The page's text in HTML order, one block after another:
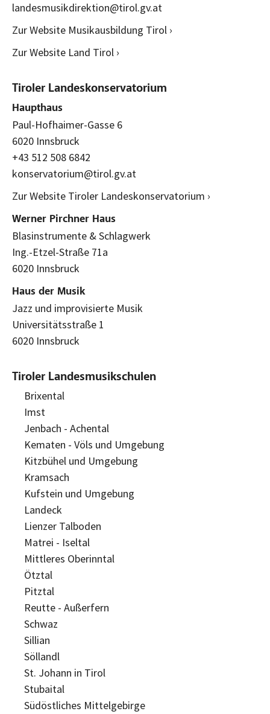
landesmusikdirektion@tirol.gv.at
Zur Website Musikausbildung Tirol ›
Zur Website Land Tirol ›
Tiroler Landeskonservatorium
Haupthaus
Paul-Hofhaimer-Gasse 6
6020 Innsbruck
+43 512 508 6842
konservatorium@tirol.gv.at
Zur Website Tiroler Landeskonservatorium ›
Werner Pirchner Haus
Blasinstrumente & Schlagwerk
Ing.-Etzel-Straße 71a
6020 Innsbruck
Haus der Musik
Jazz und improvisierte Musik
Universitätsstraße 1
6020 Innsbruck
Tiroler Landesmusikschulen
Brixental
Imst
Jenbach - Achental
Kematen - Völs und Umgebung
Kitzbühel und Umgebung
Kramsach
Kufstein und Umgebung
Landeck
Lienzer Talboden
Matrei - Iseltal
Mittleres Oberinntal
Ötztal
Pitztal
Reutte - Außerfern
Schwaz
Sillian
Söllandl
St. Johann in Tirol
Stubaital
Südöstliches Mittelgebirge